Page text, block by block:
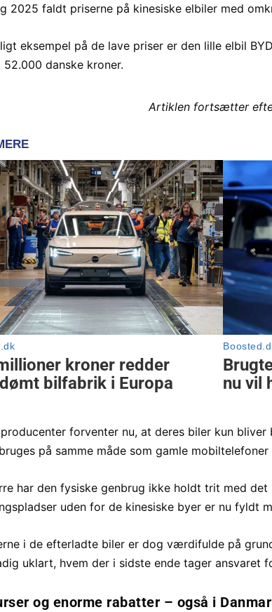
2025 faldt priserne på kinesiske elbiler med
eksempel på de lave priser er den lille elbil
danske kroner.
Artiklen fortsætter
forventer nu, at deres biler kun
på samme måde som gamle
har den fysiske genbrug ikke holdt trit med
uden for de kinesiske byer er nu fyldt
i de efterladte biler er dog værdifulde på
uklart, hvem der i sidste ende tager ansvaret
og enorme rabatter – også i